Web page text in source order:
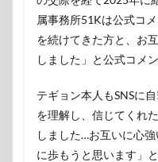
属事務所51Kは公式コ
を続けてきた方と、お
しました」と公式コメ
テギョン本人もSNSに
を理解し、信じてくれ
しました…お互いに心
に歩もうと思います」